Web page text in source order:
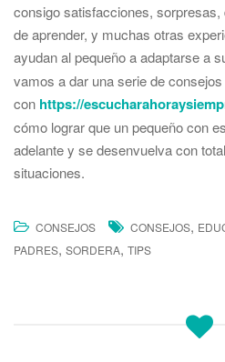
consigo satisfacciones,
de aprender, y muchas otras
ayudan al pequeño a adaptarse a
vamos a dar una serie de
con https://
cómo lograr que un pequeño con
adelante y se desenvuelva con
situaciones.
CONSEJOS CONSEJOS,
PADRES, SORDERA, TIPS